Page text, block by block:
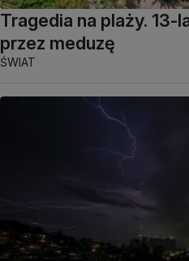
Tragedia na plaży. 13-
przez meduzę
ŚWIAT